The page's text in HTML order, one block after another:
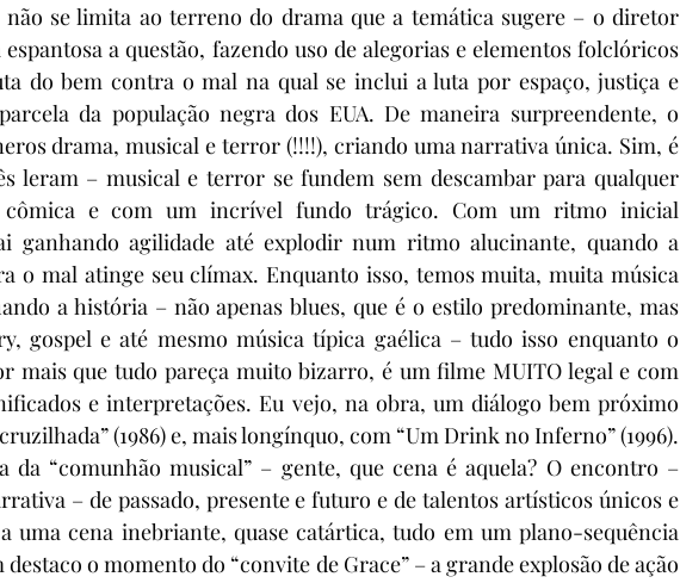
se limita ao terreno do drama que a temática sugere – o diretor
a questão, fazendo uso de alegorias e elementos folclóricos
do bem contra o mal na qual se inclui a luta por espaço, justiça e
da população negra dos EUA. De maneira surpreendente, o
drama, musical e terror (!!!!), criando uma narrativa única. Sim, é
leram – musical e terror se fundem sem descambar para qualquer
cômica e com um incrível fundo trágico. Com um ritmo inicial
ganhando agilidade até explodir num ritmo alucinante, quando a
o mal atinge seu clímax. Enquanto isso, temos muita, muita música
a história – não apenas blues, que é o estilo predominante, mas
gospel e até mesmo música típica gaélica – tudo isso enquanto o
mais que tudo pareça muito bizarro, é um filme MUITO legal e com
e interpretações. Eu vejo, na obra, um diálogo bem próximo
(1986) e, mais longínquo, com “Um Drink no Inferno” (1996).
da “comunhão musical” – gente, que cena é aquela? O encontro –
– de passado, presente e futuro e de talentos artísticos únicos e
uma cena inebriante, quase catártica, tudo em um plano-sequência
o momento do “convite de Grace” – a grande explosão de ação